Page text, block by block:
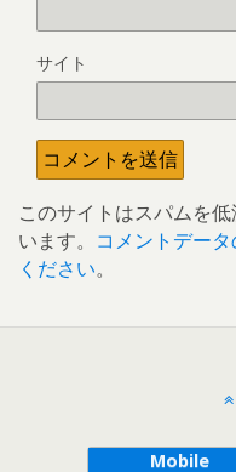
サイト
このサイトはスパムを
います。 コメントデー
ください。
Mobile